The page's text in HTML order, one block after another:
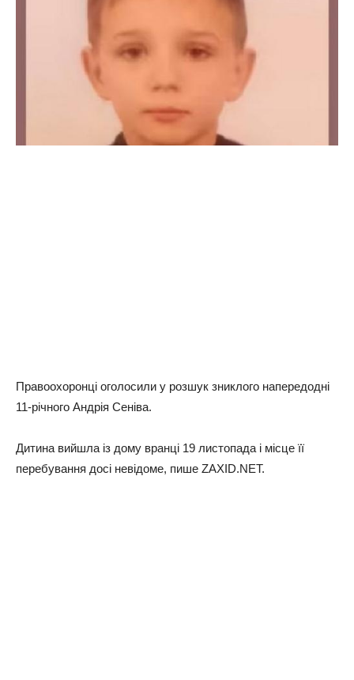
Правоохоронці оголосили у розшук зниклого напередодні
11-річного Андрія Сеніва.
Дитина вийшла із дому вранці 19 листопада і місце її
перебування досі невідоме, пише ZAXID.NET.